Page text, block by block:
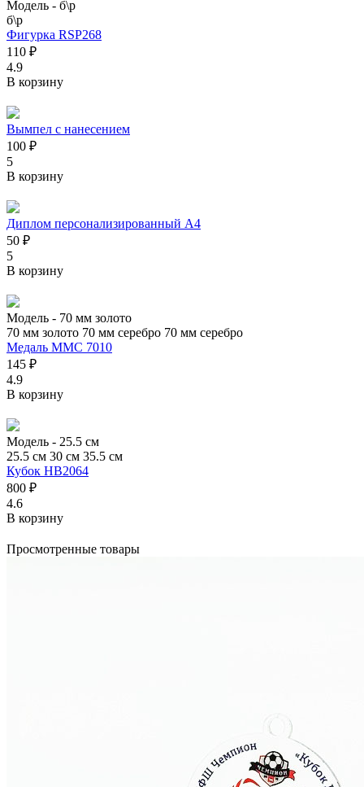
Модель - б\р
б\р
Фигурка RSP268
110 ₽
4.9
В корзину
Вымпел с нанесением
100 ₽
5
В корзину
Диплом персонализированный А4
50 ₽
5
В корзину
Модель - 70 мм золото
70 мм золото 70 мм серебро 70 мм серебро
Медаль MMC 7010
145 ₽
4.9
В корзину
Модель - 25.5 см
25.5 см 30 см 35.5 см
Кубок HB2064
800 ₽
4.6
В корзину
Просмотренные товары